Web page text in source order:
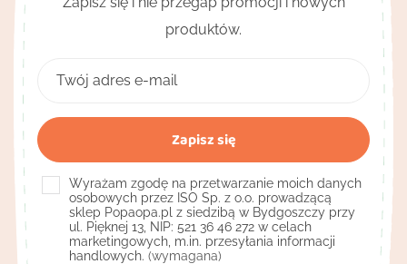
produktów.
Wyrażam zgodę na przetwarzanie moich danych
osobowych przez ISO Sp. z o.o. prowadzącą
sklep Popaopa.pl z siedzibą w Bydgoszczy przy
ul. Pięknej 13, NIP: 521 36 46 272 w celach
marketingowych, m.in. przesyłania informacji
handlowych. (wymagana)